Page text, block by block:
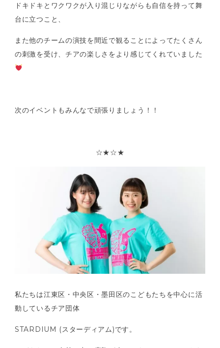
ドキドキとワクワクが入り混じりながらも自信を持って舞
台に立つこと、
また他のチームの演技を間近で観ることによってたくさん
の刺激を受け、チアの楽しさをより感じてくれていました
次のイベントもみんなで頑張りましょう！！
☆★☆★
私たちは江東区・中央区・墨田区のこどもたちを中心に活
動しているチア団体
STARDIUM (スターディアム)です。